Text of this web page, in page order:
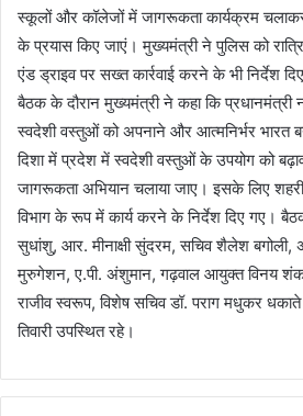
स्कूलों और कॉलेजों में जागरूकता कार्यक्रम
के प्रयास किए जाएं। मुख्यमंत्री ने पुलिस को
एंड ड्राइव पर सख्त कार्रवाई करने के भी निर्देश
बैठक के दौरान मुख्यमंत्री ने कहा कि प्रधानमंत्री
स्वदेशी वस्तुओं को अपनाने और आत्मनिर्भर भारत
दिशा में प्रदेश में स्वदेशी वस्तुओं के उपयोग को
जागरूकता अभियान चलाया जाए। इसके लिए
विभाग के रूप में कार्य करने के निर्देश दिए गए।
सुधांशु, आर. मीनाक्षी सुंदरम, सचिव शैलेश बगोली,
मुरुगेशन, ए.पी. अंशुमान, गढ़वाल आयुक्त विनय
राजीव स्वरूप, विशेष सचिव डॉ. पराग मधुकर
तिवारी उपस्थित रहे।